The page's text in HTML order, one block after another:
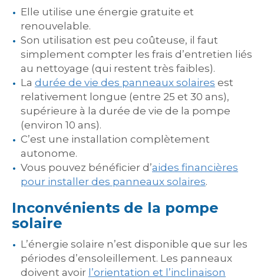
Elle utilise une énergie gratuite et
renouvelable.
Son utilisation est peu coûteuse, il faut
simplement compter les frais d’entretien liés
au nettoyage (qui restent très faibles).
La durée de vie des panneaux solaires est
relativement longue (entre 25 et 30 ans),
supérieure à la durée de vie de la pompe
(environ 10 ans).
C’est une installation complètement
autonome.
Vous pouvez bénéficier d’aides financières
pour installer des panneaux solaires.
Inconvénients de la pompe
solaire
L’énergie solaire n’est disponible que sur les
périodes d’ensoleillement. Les panneaux
doivent avoir l’orientation et l’inclinaison